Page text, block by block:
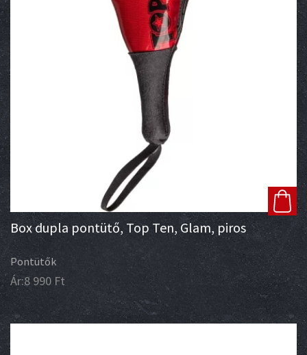
Box dupla pontütő, Top Ten, Glam, piros
Pontütők
Ár:8 990 Ft